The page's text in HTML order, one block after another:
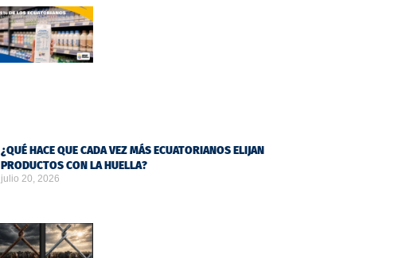
¿QUÉ HACE QUE CADA VEZ MÁS ECUATORIANOS ELIJAN
PRODUCTOS CON LA HUELLA?
julio 20, 2026